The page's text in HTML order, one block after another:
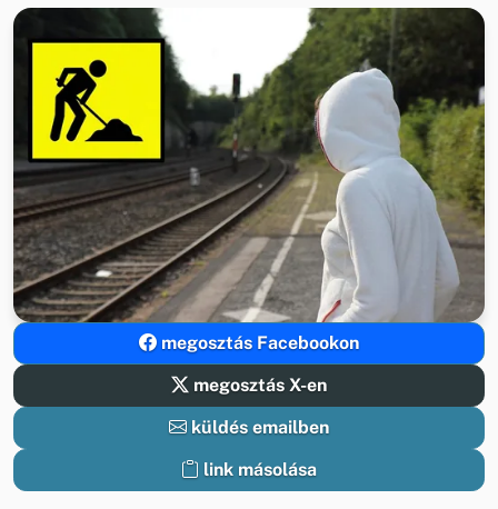
megosztás Facebookon
megosztás X-en
küldés emailben
link másolása